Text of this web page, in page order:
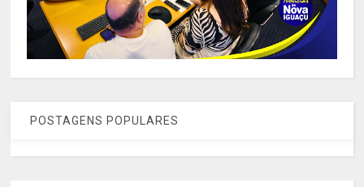
POSTAGENS POPULARES